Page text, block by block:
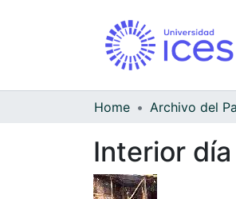
Home
Interior día